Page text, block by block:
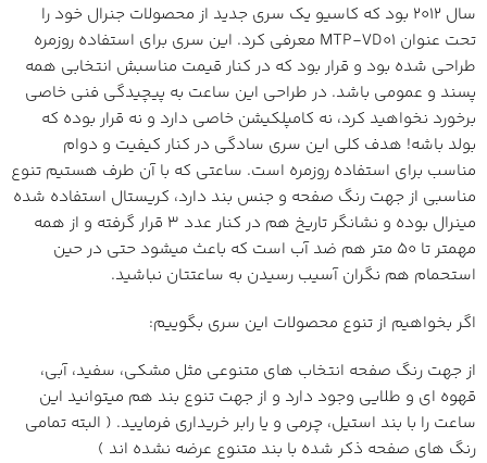
سال 2012 بود که کاسیو یک سری جدید از محصولات جنرال خود را
تحت عنوان MTP-VD01 معرفی کرد. این سری برای استفاده روزمره
طراحی شده بود و قرار بود که در کنار قیمت مناسبش انتخابی همه
پسند و عمومی باشد. در طراحی این ساعت به پیچیدگی فنی خاصی
برخورد نخواهید کرد، نه کامپلکیشن خاصی دارد و نه قرار بوده که
بولد باشه! هدف کلی این سری سادگی در کنار کیفیت و دوام
مناسب برای استفاده روزمره است. ساعتی که با آن طرف هستیم تنوع
مناسبی از جهت رنگ صفحه و جنس بند دارد، کریستال استفاده شده
مینرال بوده و نشانگر تاریخ هم در کنار عدد 3 قرار گرفته و از همه
مهمتر تا 50 متر هم ضد آب است که باعث میشود حتی در حین
استحمام هم نگران آسیب رسیدن به ساعتتان نباشید.
اگر بخواهیم از تنوع محصولات این سری بگوییم:
از جهت رنگ صفحه انتخاب های متنوعی مثل مشکی، سفید، آبی،
قهوه ای و طلایی وجود دارد و از جهت تنوع بند هم میتوانید این
ساعت را با بند استیل، چرمی و یا رابر خریداری فرمایید. ( البته تمامی
رنگ های صفحه ذکر شده با بند متنوع عرضه نشده اند )